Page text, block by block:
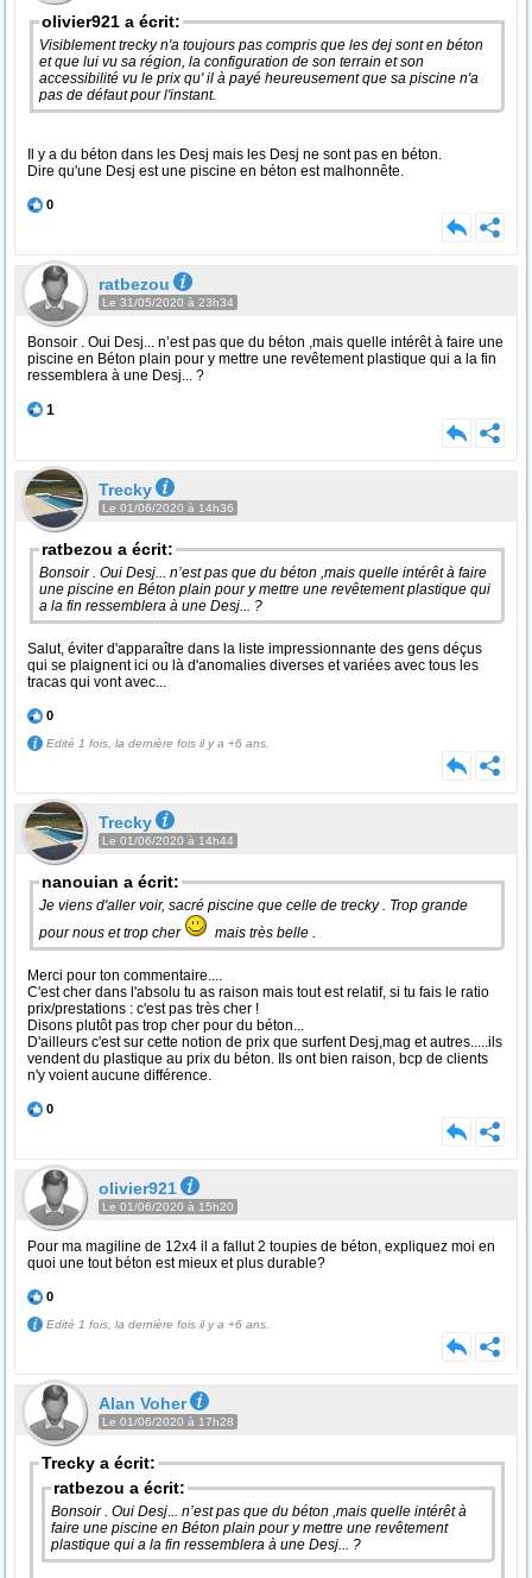
olivier921 a écrit:
Visiblement trecky n'a toujours pas compris que les dej sont en béton
et que lui vu sa région, la configuration de son terrain et son
accessibilité vu le prix qu' il à payé heureusement que sa piscine n'a
pas de défaut pour l'instant.
Il y a du béton dans les Desj mais les Desj ne sont pas en béton.
Dire qu'une Desj est une piscine en béton est malhonnête.
0
ratbezou
Le 31/05/2020 à 23h34
Bonsoir . Oui Desj... n’est pas que du béton ,mais quelle intérêt à faire une
piscine en Béton plain pour y mettre une revêtement plastique qui a la fin
ressemblera à une Desj... ?
1
Trecky
Le 01/06/2020 à 14h36
ratbezou a écrit:
Bonsoir . Oui Desj... n’est pas que du béton ,mais quelle intérêt à faire
une piscine en Béton plain pour y mettre une revêtement plastique qui
a la fin ressemblera à une Desj... ?
Salut, éviter d'apparaître dans la liste impressionnante des gens déçus
qui se plaignent ici ou là d'anomalies diverses et variées avec tous les
tracas qui vont avec...
0
Edité 1 fois, la dernière fois il y a +6 ans.
Trecky
Le 01/06/2020 à 14h44
nanouian a écrit:
Je viens d'aller voir, sacré piscine que celle de trecky . Trop grande
pour nous et trop cher
mais très belle .
Merci pour ton commentaire....
C'est cher dans l'absolu tu as raison mais tout est relatif, si tu fais le ratio
prix/prestations : c'est pas très cher !
Disons plutôt pas trop cher pour du béton...
D'ailleurs c'est sur cette notion de prix que surfent Desj,mag et autres.....ils
vendent du plastique au prix du béton. Ils ont bien raison, bcp de clients
n'y voient aucune différence.
0
olivier921
Le 01/06/2020 à 15h20
Pour ma magiline de 12x4 il a fallut 2 toupies de béton, expliquez moi en
quoi une tout béton est mieux et plus durable?
0
Edité 1 fois, la dernière fois il y a +6 ans.
Alan Voher
Le 01/06/2020 à 17h28
Trecky a écrit:
ratbezou a écrit:
Bonsoir . Oui Desj... n’est pas que du béton ,mais quelle intérêt à
faire une piscine en Béton plain pour y mettre une revêtement
plastique qui a la fin ressemblera à une Desj... ?